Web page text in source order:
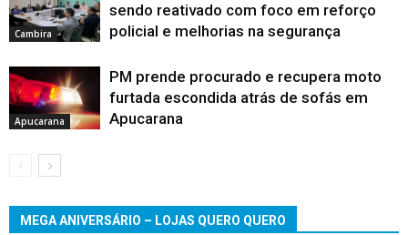
Cambira
sendo reativado com foco em reforço
policial e melhorias na segurança
Apucarana
PM prende procurado e recupera moto
furtada escondida atrás de sofás em
Apucarana
MEGA ANIVERSÁRIO – LOJAS QUERO QUERO